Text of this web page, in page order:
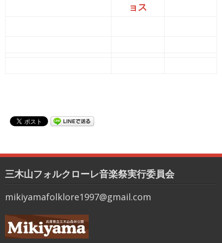
ョス
三木山フォルクローレ音楽祭実行委員会
mikiyamafolklore1997@gmail.com